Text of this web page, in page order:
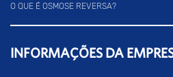
O QUE É OSMOSE REVERSA?
INFORMAÇÕES DA